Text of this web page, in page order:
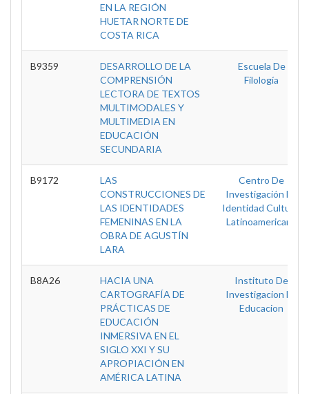
EN LA REGIÓN
HUETAR NORTE DE
COSTA RICA
B9359
DESARROLLO DE LA
COMPRENSIÓN
LECTORA DE TEXTOS
MULTIMODALES Y
MULTIMEDIA EN
EDUCACIÓN
SECUNDARIA
Escuela De
Filología
B9172
LAS
CONSTRUCCIONES DE
LAS IDENTIDADES
FEMENINAS EN LA
OBRA DE AGUSTÍN
LARA
Centro De
Investigación En
Identidad Cultural
Latinoamericana
B8A26
HACIA UNA
CARTOGRAFÍA DE
PRÁCTICAS DE
EDUCACIÓN
INMERSIVA EN EL
SIGLO XXI Y SU
APROPIACIÓN EN
AMÉRICA LATINA
Instituto De
Investigacion En
Educacion